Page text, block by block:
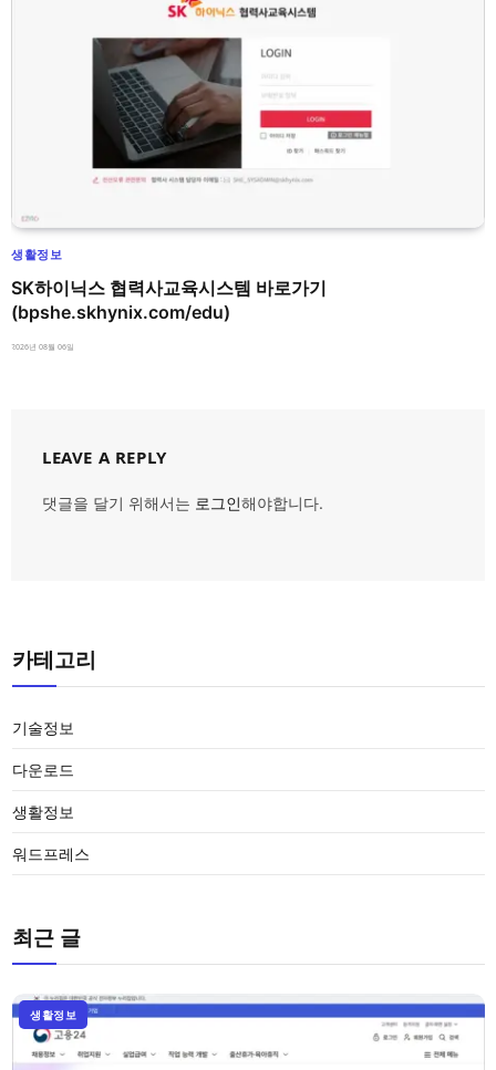
생활정보
SK하이닉스 협력사교육시스템 바로가기
(bpshe.skhynix.com/edu)
2026년 08월 06일
LEAVE A REPLY
댓글을 달기 위해서는 로그인해야합니다.
카테고리
기술정보
다운로드
생활정보
워드프레스
최근 글
생활정보